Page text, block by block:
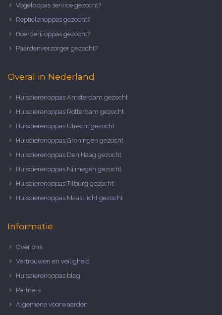
Vogeloppas service gezocht?
Reptielenoppas gezocht?
Boerderij oppas gezocht?
Paardenverzorger gezocht?
Overal in Nederland
Huisdierenoppas Amsterdam gezocht
Huisdierenoppas Rotterdam gezocht
Huisdierenoppas Utrecht gezocht
Huisdierenoppas Groningen gezocht
Huisdierenoppas Den Haag gezocht
Huisdierenoppas Nijmegen gezocht
Huisdierenoppas Tilburg gezocht
Huisdierenoppas Maastricht gezocht
Informatie
Over ons
Vertrouwen en veiligheid
Huisdierenoppas blog
Partners
Algemene voorwaarden